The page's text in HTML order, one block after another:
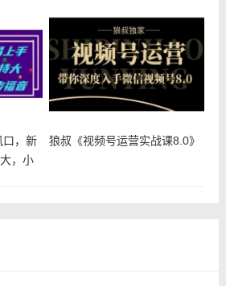
口，新
，小
狼叔《视频号运营实战课8.0》